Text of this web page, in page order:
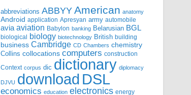
abbreviations ABBYY American anatomy
Android application Apresyan army automobile
avia aviation Babylon banking Belarusian BGL
biological biology biotechnology British building
business Cambridge CD Chambers chemistry
Collins collocations computers construction
Context corpus dic dictionary diplomacy
DJVU download DSL
economics education electronics energy